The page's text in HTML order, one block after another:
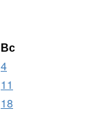
Вс
4
11
18